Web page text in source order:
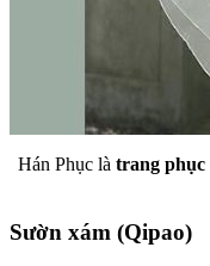
Hán Phục là trang phục
Sườn xám (Qipao)